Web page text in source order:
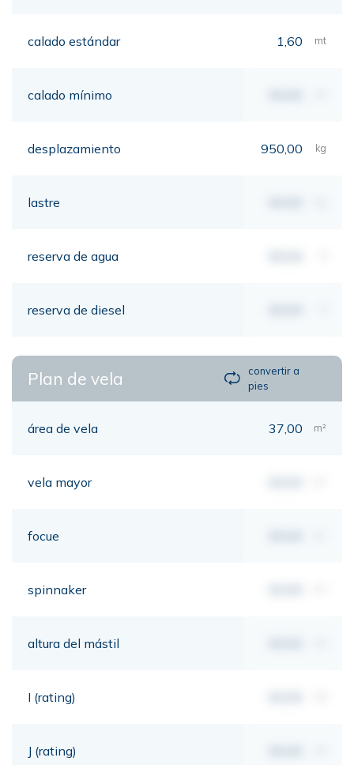
calado estándar 1,60 mt
calado mínimo
desplazamiento 950,00 kg
lastre
reserva de agua
reserva de diesel
Plan de vela
convertir a
pies
área de vela 37,00 m²
vela mayor
focue
spinnaker
altura del mástil
I (rating)
J (rating)